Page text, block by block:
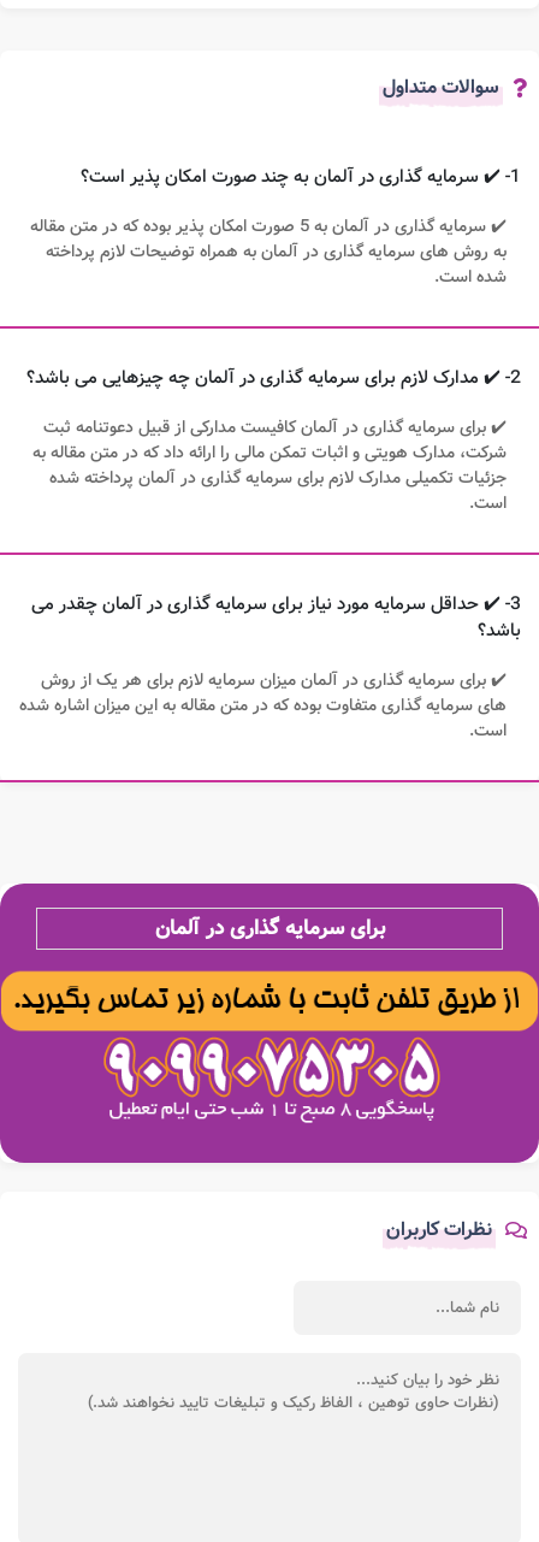
سوالات متداول
1- ✔️ سرمایه گذاری در آلمان به چند صورت امکان پذیر است؟
✔️ سرمایه گذاری در آلمان به 5 صورت امکان پذیر بوده که در متن مقاله
به روش های سرمایه گذاری در آلمان به همراه توضیحات لازم پرداخته
شده است.
2- ✔️ مدارک لازم برای سرمایه گذاری در آلمان چه چیزهایی می باشد؟
✔️ برای سرمایه گذاری در آلمان کافیست مدارکی از قبیل دعوتنامه ثبت
شرکت، مدارک هویتی و اثبات تمکن مالی را ارائه داد که در متن مقاله به
جزئیات تکمیلی مدارک لازم برای سرمایه گذاری در آلمان پرداخته شده
است.
3- ✔️ حداقل سرمایه مورد نیاز برای سرمایه گذاری در آلمان چقدر می
باشد؟
✔️ برای سرمایه گذاری در آلمان میزان سرمایه لازم برای هر یک از روش
های سرمایه گذاری متفاوت بوده که در متن مقاله به این میزان اشاره شده
است.
برای سرمایه گذاری در آلمان
نظرات کاربران